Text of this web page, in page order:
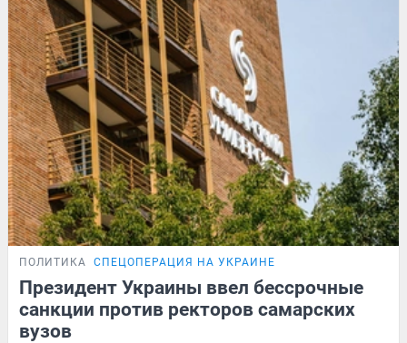
ПОЛИТИКА СПЕЦОПЕРАЦИЯ НА УКРАИНЕ
Президент Украины ввел бессрочные
санкции против ректоров самарских
вузов